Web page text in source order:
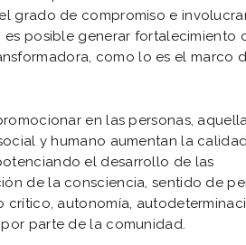
grado de compromiso e
posible generar fortalecimiento
como lo es el marco
en las personas,
y humano aumentan la
el desarrollo de las
de la consciencia, sentido de
autonomía,
parte de la comunidad.